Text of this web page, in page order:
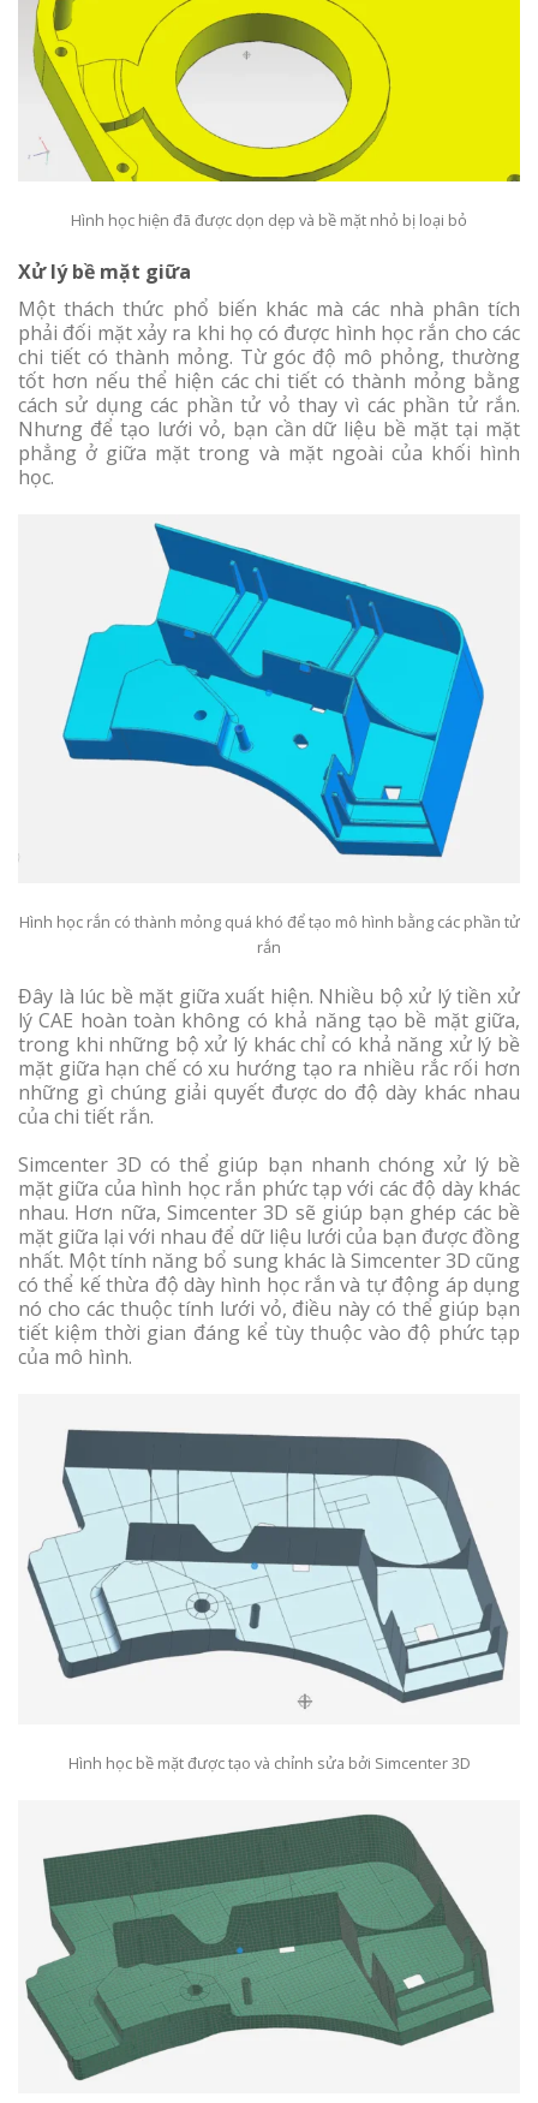
Hình học hiện đã được dọn dẹp và bề mặt nhỏ bị loại bỏ
Xử lý bề mặt giữa
Một thách thức phổ biến khác mà các nhà phân tích
phải đối mặt xảy ra khi họ có được hình học rắn cho các
chi tiết có thành mỏng. Từ góc độ mô phỏng, thường
tốt hơn nếu thể hiện các chi tiết có thành mỏng bằng
cách sử dụng các phần tử vỏ thay vì các phần tử rắn.
Nhưng để tạo lưới vỏ, bạn cần dữ liệu bề mặt tại mặt
phẳng ở giữa mặt trong và mặt ngoài của khối hình
học.
Hình học rắn có thành mỏng quá khó để tạo mô hình bằng các phần tử
rắn
Đây là lúc bề mặt giữa xuất hiện. Nhiều bộ xử lý tiền xử
lý CAE hoàn toàn không có khả năng tạo bề mặt giữa,
trong khi những bộ xử lý khác chỉ có khả năng xử lý bề
mặt giữa hạn chế có xu hướng tạo ra nhiều rắc rối hơn
những gì chúng giải quyết được do độ dày khác nhau
của chi tiết rắn.
Simcenter 3D có thể giúp bạn nhanh chóng xử lý bề
mặt giữa của hình học rắn phức tạp với các độ dày khác
nhau. Hơn nữa, Simcenter 3D sẽ giúp bạn ghép các bề
mặt giữa lại với nhau để dữ liệu lưới của bạn được đồng
nhất. Một tính năng bổ sung khác là Simcenter 3D cũng
có thể kế thừa độ dày hình học rắn và tự động áp dụng
nó cho các thuộc tính lưới vỏ, điều này có thể giúp bạn
tiết kiệm thời gian đáng kể tùy thuộc vào độ phức tạp
của mô hình.
Hình học bề mặt được tạo và chỉnh sửa bởi Simcenter 3D